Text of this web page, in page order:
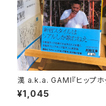
漢 a.k.a. GAMI『ヒップホ
ドリーム』文庫版
¥1,045